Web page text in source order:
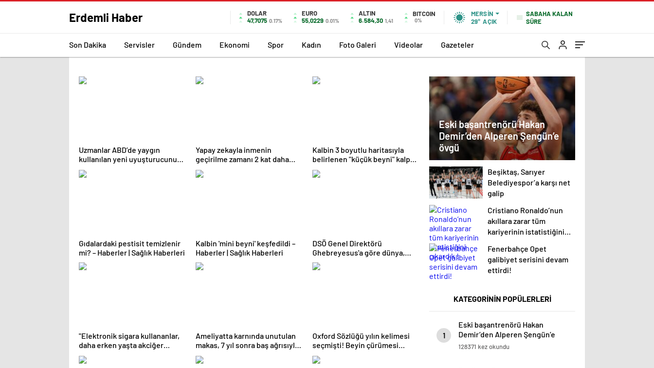
Erdemli Haber
DOLAR
47,7075 0.17%
EURO
55,0229 0.01%
ALTIN
6.584,30 1,41
BITCOIN
0%
MERSIN
29° AÇIK
SABAHA KALAN
SÜRE
Son Dakika Servisler Gündem Ekonomi Spor Kadın Foto Galeri Videolar Gazeteler
Uzmanlar ABD’de yaygın
kullanılan yeni uyuşturucunun
Türkiye’ye girmesinden
korkuyor | Sağlık Haberleri
Yapay zekayla inmenin
geçirilme zamanı 2 kat daha
doğru belirlenebiliyor | Sağlık
Haberleri
Kalbin 3 boyutlu haritasıyla
belirlenen "küçük beyni" kalp
hastalıklarına çare olabilecek –
Haberler | Sağlık Haberleri
Gıdalardaki pestisit temizlenir
mi? – Haberler | Sağlık Haberleri
Kalbin 'mini beyni' keşfedildi –
Haberler | Sağlık Haberleri
DSÖ Genel Direktörü
Ghebreyesus'a göre dünya,
yeni bir pandemiye hem hazır
hem değil | Sağlık Haberleri
"Elektronik sigara kullananlar,
daha erken yaşta akciğer
kanseri oluyor" | Sağlık
Haberleri
Ameliyatta karnında unutulan
makas, 7 yıl sonra baş ağrısıyla
ortaya çıktı | Sağlık Haberleri
Oxford Sözlüğü yılın kelimesi
seçmişti! Beyin çürümesi
nedir, nasıl etkiler? – Haberler |
Sağlık Haberleri
Eski başantrenörü Hakan
Demir’den Alperen Şengün’e
övgü
Beşiktaş, Sarıyer
Belediyespor’a karşı net
galip
Cristiano Ronaldo’nun
akıllara zarar tüm
kariyerinin istatistiğini
Fenerbahçe Opet
galibiyet serisini devam
ettirdi!
KATEGORİNİN POPÜLERLERİ
1
Eski başantrenörü Hakan
Demir’den Alperen Şengün’e
övgü
128371 kez okundu